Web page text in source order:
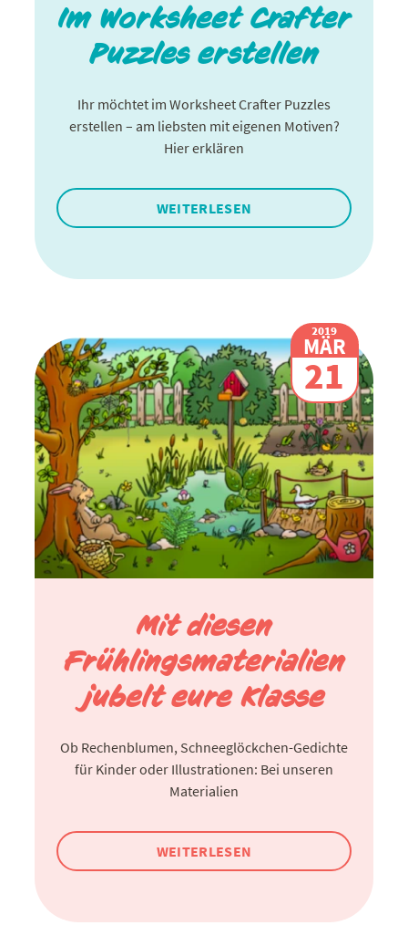
Im Worksheet Crafter
Puzzles erstellen
Ihr möchtet im Worksheet Crafter Puzzles
erstellen – am liebsten mit eigenen Motiven?
Hier erklären
WEITERLESEN
2019
MÄR
21
Mit diesen
Frühlingsmaterialien
jubelt eure Klasse
Ob Rechenblumen, Schneeglöckchen-Gedichte
für Kinder oder Illustrationen: Bei unseren
Materialien
WEITERLESEN